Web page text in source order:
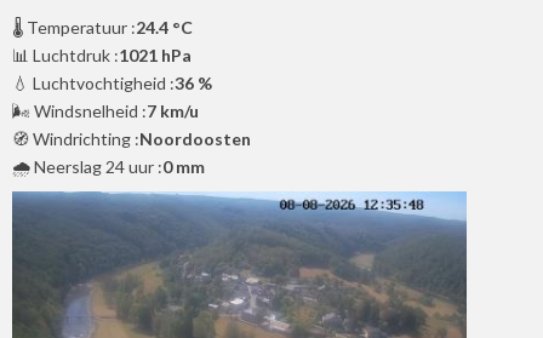
🌡️ Temperatuur :24.4 °C
📊 Luchtdruk :1021 hPa
💧 Luchtvochtigheid :36 %
🌬️ Windsnelheid :7 km/u
🧭 Windrichting :Noordoosten
🌧️ Neerslag 24 uur :0 mm